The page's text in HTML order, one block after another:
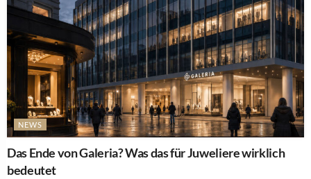
NEWS
Das Ende von Galeria? Was das für Juweliere wirklich
bedeutet